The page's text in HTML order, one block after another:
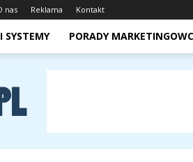
nas Reklama Kontakt
SYSTEMY PORADY